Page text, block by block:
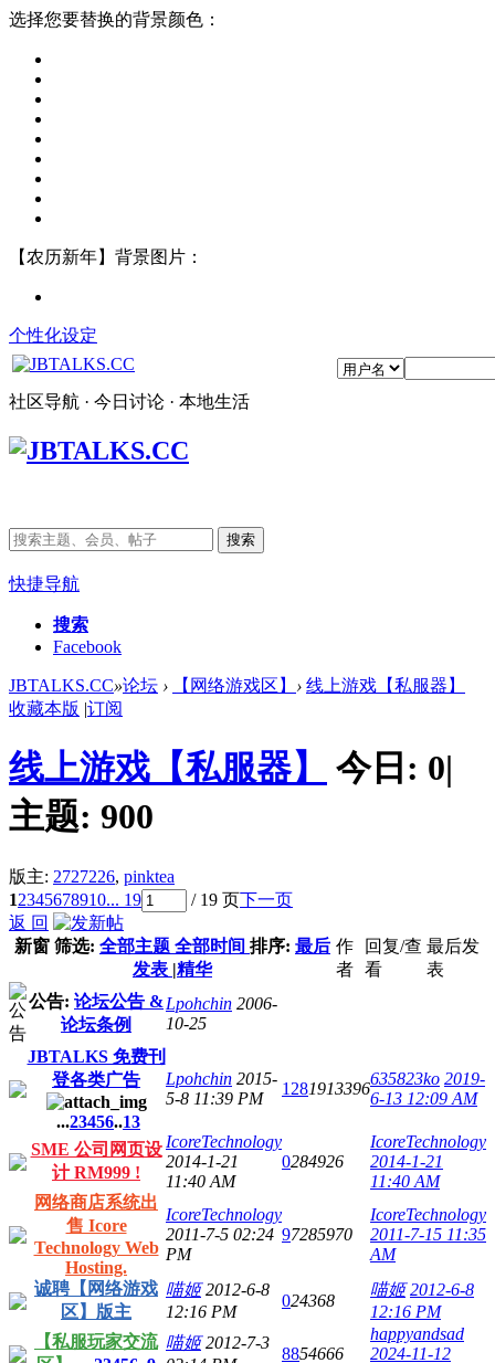
选择您要替换的背景颜色：
【农历新年】背景图片：
个性化设定
社区导航 · 今日讨论 · 本地生活
搜索
快捷导航
搜索
Facebook
JBTALKS.CC»论坛 › 【网络游戏区】 › 线上游戏【私服器】
收藏本版 |订阅
线上游戏【私服器】 今日: 0|
主题: 900
版主: 2727226, pinktea
12345678910... 19 / 19 页下一页
返 回
新窗 筛选: 全部主题 全部时间 排序: 最后
发表 |精华
作
者
回复/查
看
最后发
表
公告: 论坛公告 &
论坛条例
Lpohchin 2006-
10-25
JBTALKS 免费刊
登各类广告
...23456..13
Lpohchin 2015-
5-8 11:39 PM
1281913396
635823ko 2019-
6-13 12:09 AM
SME 公司网页设
计 RM999 !
IcoreTechnology
2014-1-21
11:40 AM
0284926
IcoreTechnology
2014-1-21
11:40 AM
网络商店系统出
售 Icore
Technology Web
Hosting.
IcoreTechnology
2011-7-5 02:24
PM
97285970
IcoreTechnology
2011-7-15 11:35
AM
诚聘【网络游戏
区】版主
喵姬 2012-6-8
12:16 PM
024368
喵姬 2012-6-8
12:16 PM
【私服玩家交流 喵姬 2012-7-3
8854666
happyandsad
2024-11-12